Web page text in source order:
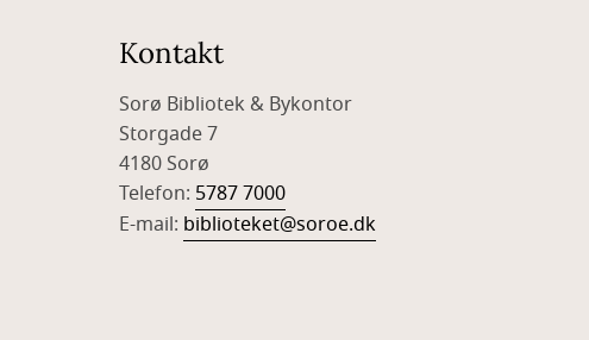
Kontakt
Sorø Bibliotek & Bykontor
Storgade 7
4180 Sorø
Telefon: 5787 7000
E-mail: biblioteket@soroe.dk